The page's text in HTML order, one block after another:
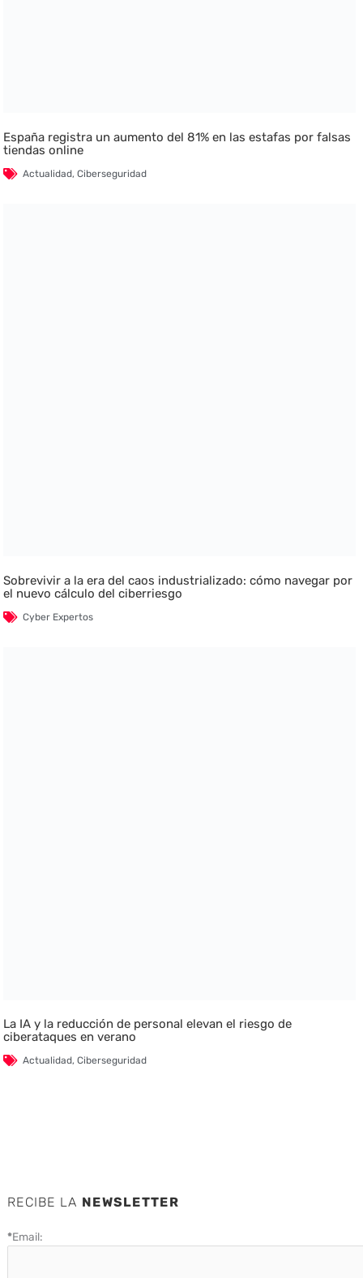
España registra un aumento del 81% en las estafas por falsas
tiendas online
Actualidad,Ciberseguridad
Sobrevivir a la era del caos industrializado: cómo navegar por
el nuevo cálculo del ciberriesgo
Cyber Expertos
La IA y la reducción de personal elevan el riesgo de
ciberataques en verano
Actualidad,Ciberseguridad
RECIBE LA NEWSLETTER
*Email: